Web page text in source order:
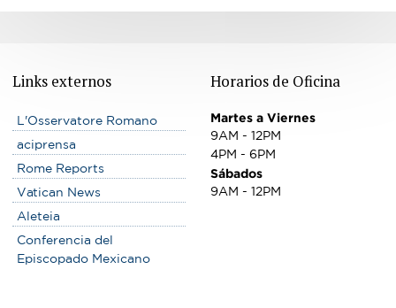
Links externos
L'Osservatore Romano
aciprensa
Rome Reports
Vatican News
Aleteia
Conferencia del
Episcopado Mexicano
Horarios de Oficina
Martes a Viernes
9AM - 12PM
4PM - 6PM
Sábados
9AM - 12PM